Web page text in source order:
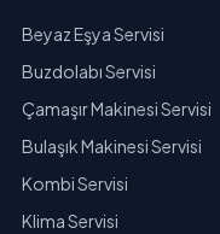
Beyaz Eşya Servisi
Buzdolabı Servisi
Çamaşır Makinesi Servisi
Bulaşık Makinesi Servisi
Kombi Servisi
Klima Servisi